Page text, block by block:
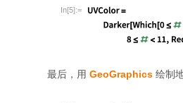
In[5]:=
最后，用 GeoGraphics 绘制